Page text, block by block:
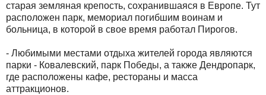
старая земляная крепость, сохранившаяся в Европе. Тут
расположен парк, мемориал погибшим воинам и
больница, в которой в свое время работал Пирогов.
- Любимыми местами отдыха жителей города являются
парки - Ковалевский, парк Победы, а также Дендропарк,
где расположены кафе, рестораны и масса
аттракционов.